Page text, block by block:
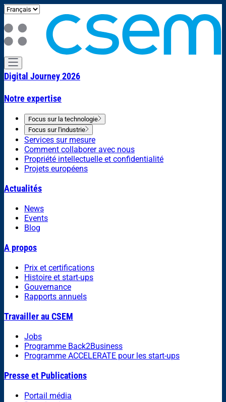
Digital Journey 2026
Notre expertise
Focus sur la technologie
Focus sur l'industrie
Services sur mesure
Comment collaborer avec nous
Propriété intellectuelle et confidentialité
Projets européens
Actualités
News
Events
Blog
A propos
Prix et certifications
Histoire et start-ups
Gouvernance
Rapports annuels
Travailler au CSEM
Jobs
Programme Back2Business
Programme ACCELERATE pour les start-ups
Presse et Publications
Portail média